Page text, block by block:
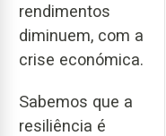
rendimentos
diminuem, com a
crise económica.
Sabemos que a
resiliência é